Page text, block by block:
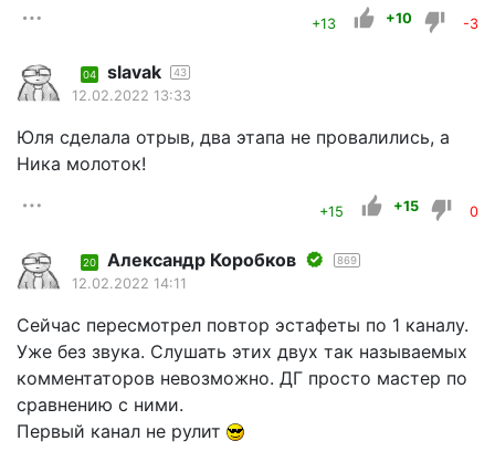
+13 +10 -3
04 slavak 43
12.02.2022 13:33
Юля сделала отрыв, два этапа не провалились, а
Ника молоток!
+15 +15 0
20 Александр Коробков 869
12.02.2022 14:11
Сейчас пересмотрел повтор эстафеты по 1 каналу.
Уже без звука. Слушать этих двух так называемых
комментаторов невозможно. ДГ просто мастер по
сравнению с ними.
Первый канал не рулит